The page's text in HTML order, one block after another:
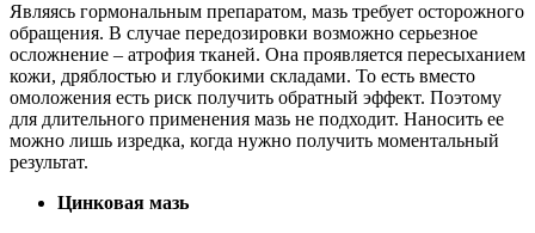
Являясь гормональным препаратом, мазь требует осторожного
обращения. В случае передозировки возможно серьезное
осложнение – атрофия тканей. Она проявляется пересыханием
кожи, дряблостью и глубокими складами. То есть вместо
омоложения есть риск получить обратный эффект. Поэтому
для длительного применения мазь не подходит. Наносить ее
можно лишь изредка, когда нужно получить моментальный
результат.
Цинковая мазь